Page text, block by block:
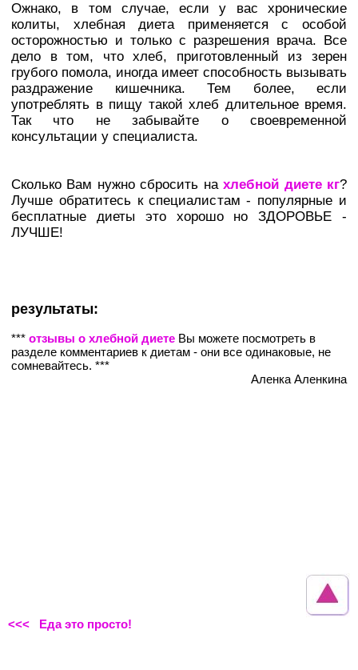
Ожнако, в том случае, если у вас хронические
колиты, хлебная диета применяется с особой
осторожностью и только с разрешения врача. Все
дело в том, что хлеб, приготовленный из зерен
грубого помола, иногда имеет способность вызывать
раздражение кишечника. Тем более, если
употреблять в пищу такой хлеб длительное время.
Так что не забывайте о своевременной
консультации у специалиста.
Сколько Вам нужно сбросить нахлебной диете кг?
Лучше обратитесь к специалистам - популярные и
бесплатные диеты это хорошо но ЗДОРОВЬЕ -
ЛУЧШЕ!
результаты:
*** отзывы о хлебной диете Вы можете посмотреть в
разделе комментариев к диетам - они все одинаковые, не
сомневайтесь. ***
Аленка Аленкина
<<< Еда это просто!